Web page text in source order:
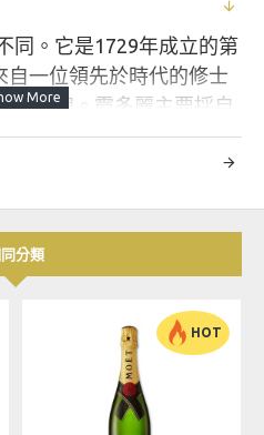
同。它是1729年成立的第
一位領先於時代的修士
的靈魂。霞多麗主要採自
de Reims風土，是我
Blanc de Blancs 葡萄酒
色，略帶杏仁綠和翡翠綠
鮮水果香氣撲鼻而來：成
或是新鮮採摘的桃子。餘
花的芬芳，並伴有生薑和
分類
HOT